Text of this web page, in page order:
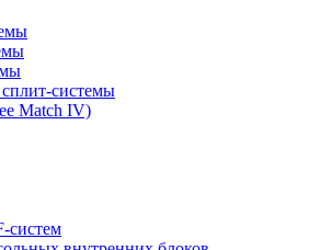
системы
Match IV)
систем